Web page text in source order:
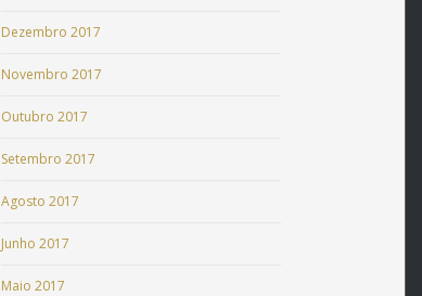
Dezembro 2017
Novembro 2017
Outubro 2017
Setembro 2017
Agosto 2017
Junho 2017
Maio 2017